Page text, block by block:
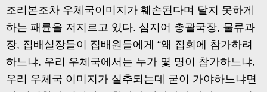
조리본조차 우체국이미지가 훼손된다며 달지 못하게
하는 패륜을 저지르고 있다. 심지어 총괄국장, 물류과
장, 집배실장들이 집배원들에게 “왜 집회에 참가하려
하느냐, 우리 우체국에서는 누가 몇 명이 참가하느냐,
우리 우체국 이미지가 실추되는데 굳이 가야하느냐면